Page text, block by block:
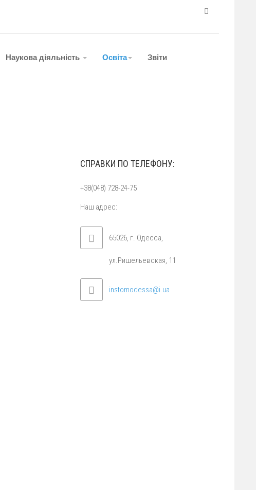
Наукова діяльність Освіта Звіти
СПРАВКИ ПО ТЕЛЕФОНУ:
+38(048) 728-24-75
Наш адрес:
65026, г. Одесса,
ул.Ришельевская, 11
instomodessa@i.ua